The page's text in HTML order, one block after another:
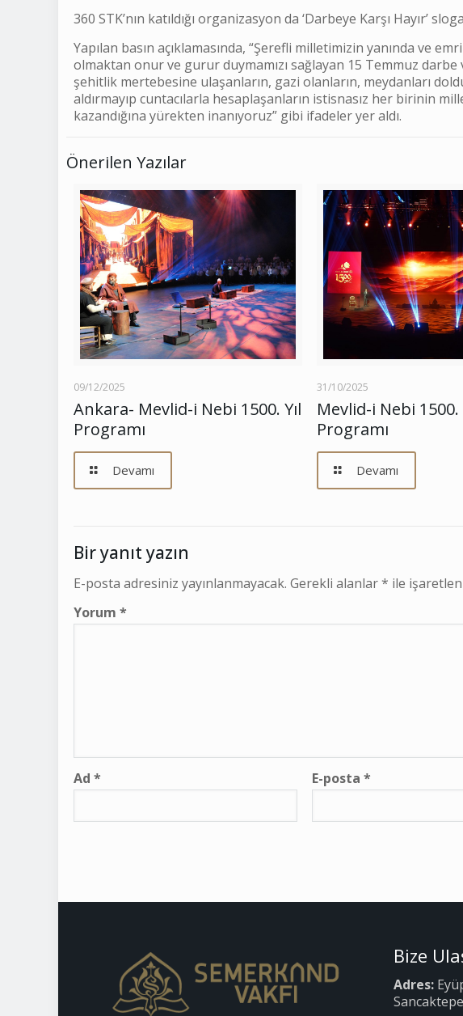
360 STK’nın katıldığı organizasyon da ‘Darbeye Karşı Hayır’
Yapılan basın açıklamasında, “Şerefli milletimizin yanında ve
olmaktan onur ve gurur duymamızı sağlayan 15 Temmuz
şehitlik mertebesine ulaşanların, gazi olanların, meydanları
aldırmayıp cuntacılarla hesaplaşanların istisnasız her birinin
kazandığına yürekten inanıyoruz” gibi ifadeler yer aldı.
Önerilen Yazılar
09/12/2025
Ankara- Mevlid-i Nebi 1500. Yıl
Programı
Devamı
31/10/2025
Mevlid-i Nebi 1500.
Programı
Devamı
Bir yanıt yazın
E-posta adresiniz yayınlanmayacak. Gerekli alanlar* ile
Yorum*
Ad* E-posta*
Bize
Adres: